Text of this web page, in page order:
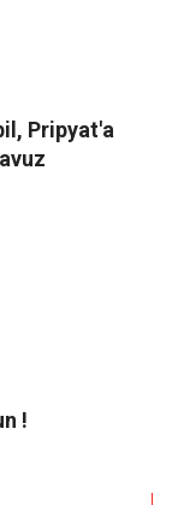
Pripyat'a
!